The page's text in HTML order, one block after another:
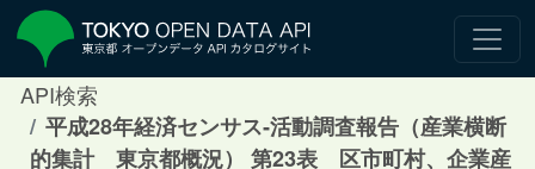
API検索
平成28年経済センサス‐活動調査報告（産業横断
的集計 東京都概況） 第23表 区市町村、企業産